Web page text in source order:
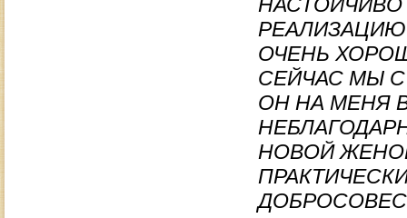
ОЧЕНЬ
СЕЙЧАС МЫ
ОН НА МЕНЯ
НОВОЙ